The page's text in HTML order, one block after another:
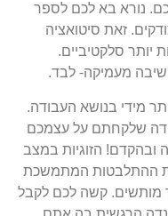
נורא בא לכם לספר
זאת סיטואציה
יותר סלקטיביים.
מעמיקה- לבד.
מידי בנושא העבודה.
שלקחתם על עצמכם
ובהקדם! הזוגיות במצב
ההתלבטות המתמשכת
מותשים. קשה לכם לקבל